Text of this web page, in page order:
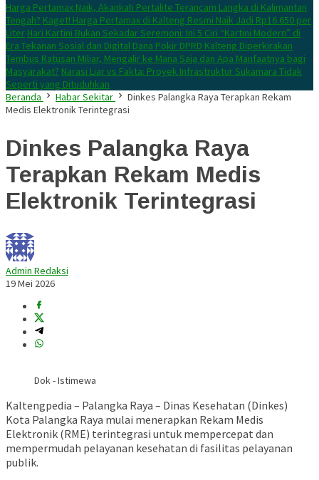
Harga Pertamax Naik, Akankah Pertalite Terancam Langka di Kalimantan
Tengah? Kaget! Harga Pertamax di Kalteng Resmi Naik Jadi Rp16.650 per
Liter Hari Kartini Bukan Sekadar Seremoni: Ini 5 Ciri “Kartini Modern” di
Era Tekanan Sosial dan Digital Dana Pokir DPRD Kalteng Diperkirakan
Tembus Ratusan Miliar, Mengalir ke Mana Saja dan Apa Manfaatnya bagi
Masyarakat? Narasi Liar vs Fakta: Proyek Infrastruktur Sukamara Tidak
Seperti yang Dituduhkan
Beranda
Habar Sekitar
Dinkes Palangka Raya Terapkan Rekam
Medis Elektronik Terintegrasi
Dinkes Palangka Raya
Terapkan Rekam Medis
Elektronik Terintegrasi
Admin Redaksi
19 Mei 2026
Dok - Istimewa
Kaltengpedia – Palangka Raya – Dinas Kesehatan (Dinkes)
Kota Palangka Raya mulai menerapkan Rekam Medis
Elektronik (RME) terintegrasi untuk mempercepat dan
mempermudah pelayanan kesehatan di fasilitas pelayanan
publik.